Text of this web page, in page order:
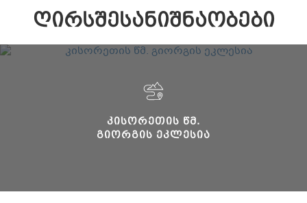
ᲦᲘᲠᲡᲨᲔᲡᲐᲜᲘᲨᲜᲐᲝᲑᲔᲑᲘ
ᲙᲘᲡᲝᲠᲔᲗᲘᲡ ᲬᲛ.
ᲒᲘᲝᲠᲒᲘᲡ ᲔᲙᲚᲔᲡᲘᲐ